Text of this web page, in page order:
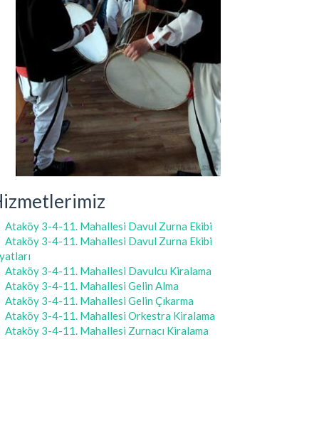
Ataköy 3-4-11. Mahallesi Davul Zurna Ekibi
Ataköy 3-4-11. Mahallesi Davul Zurna Ekibi
Ataköy 3-4-11. Mahallesi Davulcu Kiralama
Ataköy 3-4-11. Mahallesi Gelin Alma
Ataköy 3-4-11. Mahallesi Gelin Çıkarma
Ataköy 3-4-11. Mahallesi Orkestra Kiralama
Ataköy 3-4-11. Mahallesi Zurnacı Kiralama